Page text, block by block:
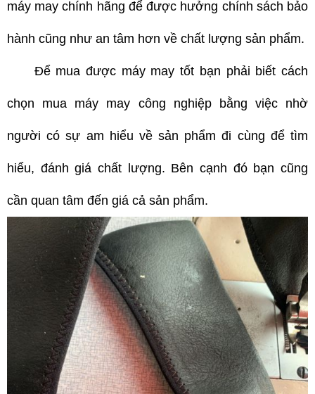
máy may chính hãng để được hưởng chính sách bảo
hành cũng như an tâm hơn về chất lượng sản phẩm.
Để mua được máy may tốt bạn phải biết cách
chọn mua máy may công nghiệp bằng việc nhờ
người có sự am hiểu về sản phẩm đi cùng để tìm
hiểu, đánh giá chất lượng. Bên cạnh đó bạn cũng
cần quan tâm đến giá cả sản phẩm.